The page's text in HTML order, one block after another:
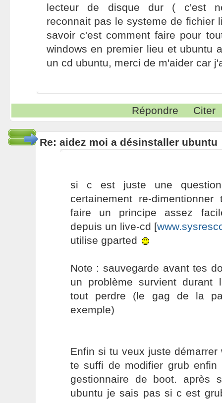
lecteur de disque dur ( c'est
reconnait pas le systeme de fichier
savoir c'est comment faire pour
windows en premier lieu et ubuntu
un cd ubuntu, merci de m'aider car
Répondre Citer
Re: aidez moi a désinstaller ubuntu
si c est juste une
certainement re-
faire un principe assez
depuis un live-cd [
utilise gparted
Note : sauvegarde avant tes
un problème survient durant
tout perdre (le gag de la
exemple)
Enfin si tu veux juste
te suffi de modifier grub
gestionnaire de boot. après
ubuntu je sais pas si c est